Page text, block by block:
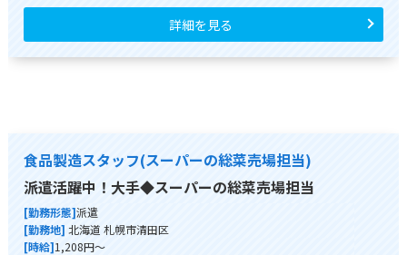
詳細を見る
食品製造スタッフ(スーパーの総菜売場担当)
派遣活躍中！大手◆スーパーの総菜売場担当
[勤務形態]派遣
[勤務地] 北海道 札幌市清田区
[時給]1,208円～